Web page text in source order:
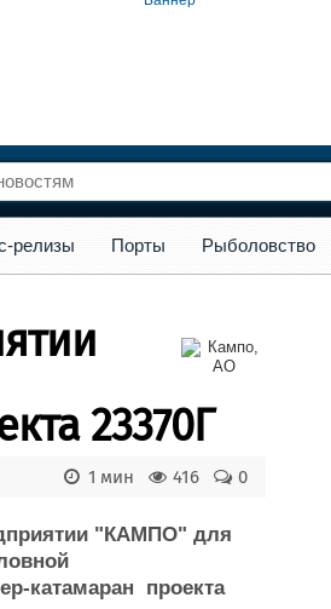
Флот
Форум
релизы Порты Рыболовство
23370Г
0
416
1 мин
"КАМПО" для
катамаран проекта